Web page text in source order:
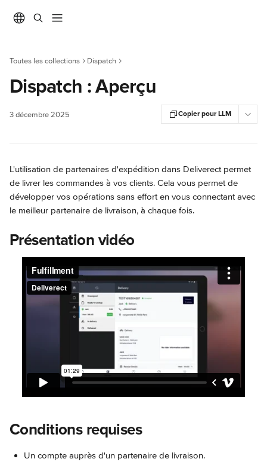
Toutes les collections Dispatch
Dispatch : Aperçu
3 décembre 2025 Copier pour LLM
L'utilisation de partenaires d'expédition dans Deliverect permet
de livrer les commandes à vos clients. Cela vous permet de
développer vos opérations sans effort en vous connectant avec
le meilleur partenaire de livraison, à chaque fois.
Présentation vidéo
Conditions requises
Un compte auprès d'un partenaire de livraison.